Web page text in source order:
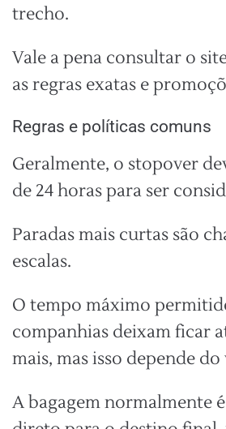
trecho.
Vale a pena consultar o
as regras exatas e
Regras e políticas comuns
Geralmente, o stopover
de 24 horas para ser
Paradas mais curtas são
escalas.
O tempo máximo
companhias deixam ficar
mais, mas isso depende
A bagagem normalmente